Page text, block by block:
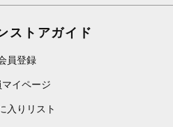
ストアガイド
員登録
イページ
入りリスト